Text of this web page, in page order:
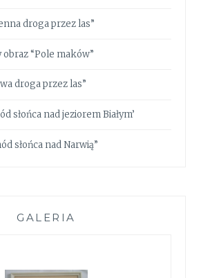
droga przez las”
“Pole maków”
droga przez las”
słońca nad jeziorem Białym’
słońca nad Narwią”
GALERIA